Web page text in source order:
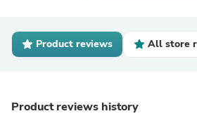
Product reviews All store
Product reviews history